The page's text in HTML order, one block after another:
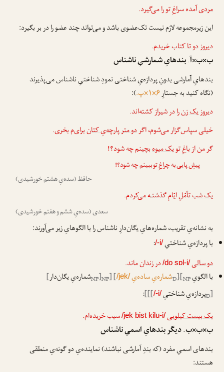
مردیآمده سراغِ تو را می‌گیرد.
این زیرمجموعه لازم نیست تک‌عضوی باشد و می‌تواند چند عضو را در بر بگیرد:
دیروزدو تا کتابخریدم.
ب×ب×آ. بندهایِ شمارشیِ ناشناس
بندهایِ آمارشی بدونِ پردازه‌یِ شناختی نمودِ شناختیِ ناشناس می‌پذیرند
(نگاه کنید به جستارِ۶×۱×پ.
):
دیروزیک زنرا در شیراز کشته‌اند.
خیلی سپاس‌گزار می‌شوم، اگردو متر پارچه‌یِ کتانبرای‌م بخری.
گر من از باغِ تویک میوهبچینم چه شود؟!
پیشِ پایی به چراغِ تو ببینم چه شود؟!
حافظ (سده‌یِ هشتم خورشیدی)
یک شبتأمّلِ ایّامِ گذشتـه می‌کردم.
سعدی (سده‌یِ ششم و هفتم خورشیدی)
به نشانه‌یِ تقریب، شماره‌هایِ یگان‌دارِ ناشناس را با الگوهایِ زیر می‌آورند:
با پردازه‌یِ شناختیِ/-i/
:
دو سالی/do sɒl-i/در زندان ماند.
با الگویِ
[
D [NP شماره‌یِ ساده‌یِ/jek/
] [
NP
[
NPشماره‌یِ یگان‌دار]
[
Dپردازه‌یِ شناختیِ/-i/
]]]
:
یک بیست کیلویی/jek bist kilu-i/سیب خریده‌ام.
ب×ب×ب. دیگر بندهایِ اسمیِ ناشناس
بندهای اسمیِ مفرد (که بندِ آمارشی نباشند) نماینده‌یِ دو گونه‌یِ منطقی
هستند: